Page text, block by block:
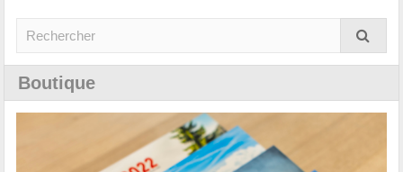
Boutique